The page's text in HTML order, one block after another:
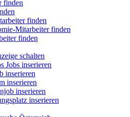
finden
finden
Mitarbeiter finden
finden
schalten
Jobs inserieren
inserieren
inserieren
inserieren
inserieren